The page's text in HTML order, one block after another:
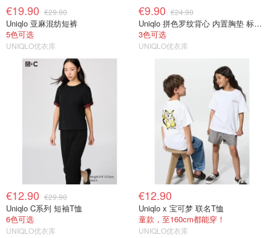
€19.90 €29.90
Uniqlo 亚麻混纺短裤
5色可选
UNIQLO优衣库
€9.90 €24.90
Uniqlo 拼色罗纹背心 内置胸垫 标准款
3色可选
UNIQLO优衣库
€12.90 €29.90
Uniqlo C系列 短袖T恤
6色可选
UNIQLO优衣库
€12.90
Uniqlo x 宝可梦 联名T恤
童款，至160cm都能穿！
UNIQLO优衣库